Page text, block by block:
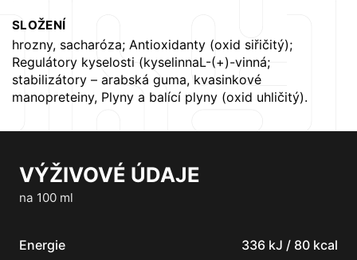
SLOŽENÍ
hrozny, sacharóza; Antioxidanty (oxid siřičitý);
Regulátory kyselosti (kyselinnaL-(+)-vinná;
stabilizátory – arabská guma, kvasinkové
manopreteiny, Plyny a balící plyny (oxid uhličitý).
VÝŽIVOVÉ ÚDAJE
na 100 ml
Energie 336 kJ / 80 kcal